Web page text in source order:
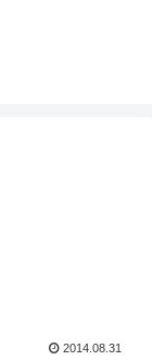
2014.08.31